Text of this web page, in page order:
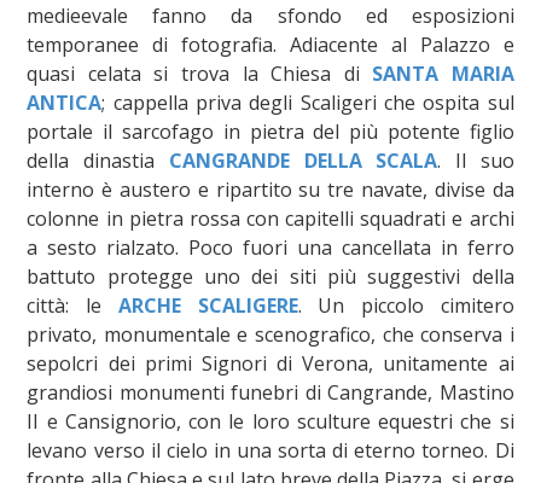
medieevale fanno da sfondo ed esposizioni
temporanee di fotografia. Adiacente al Palazzo e
quasi celata si trova la Chiesa di SANTA MARIA
ANTICA; cappella priva degli Scaligeri che ospita sul
portale il sarcofago in pietra del più potente figlio
della dinastia CANGRANDE DELLA SCALA. Il suo
interno è austero e ripartito su tre navate, divise da
colonne in pietra rossa con capitelli squadrati e archi
a sesto rialzato. Poco fuori una cancellata in ferro
battuto protegge uno dei siti più suggestivi della
città: le ARCHE SCALIGERE. Un piccolo cimitero
privato, monumentale e scenografico, che conserva i
sepolcri dei primi Signori di Verona, unitamente ai
grandiosi monumenti funebri di Cangrande, Mastino
II e Cansignorio, con le loro sculture equestri che si
levano verso il cielo in una sorta di eterno torneo. Di